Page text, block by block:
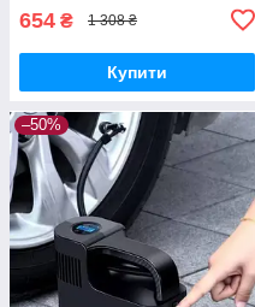
654 ₴ 1 308 ₴
Купити
–50%